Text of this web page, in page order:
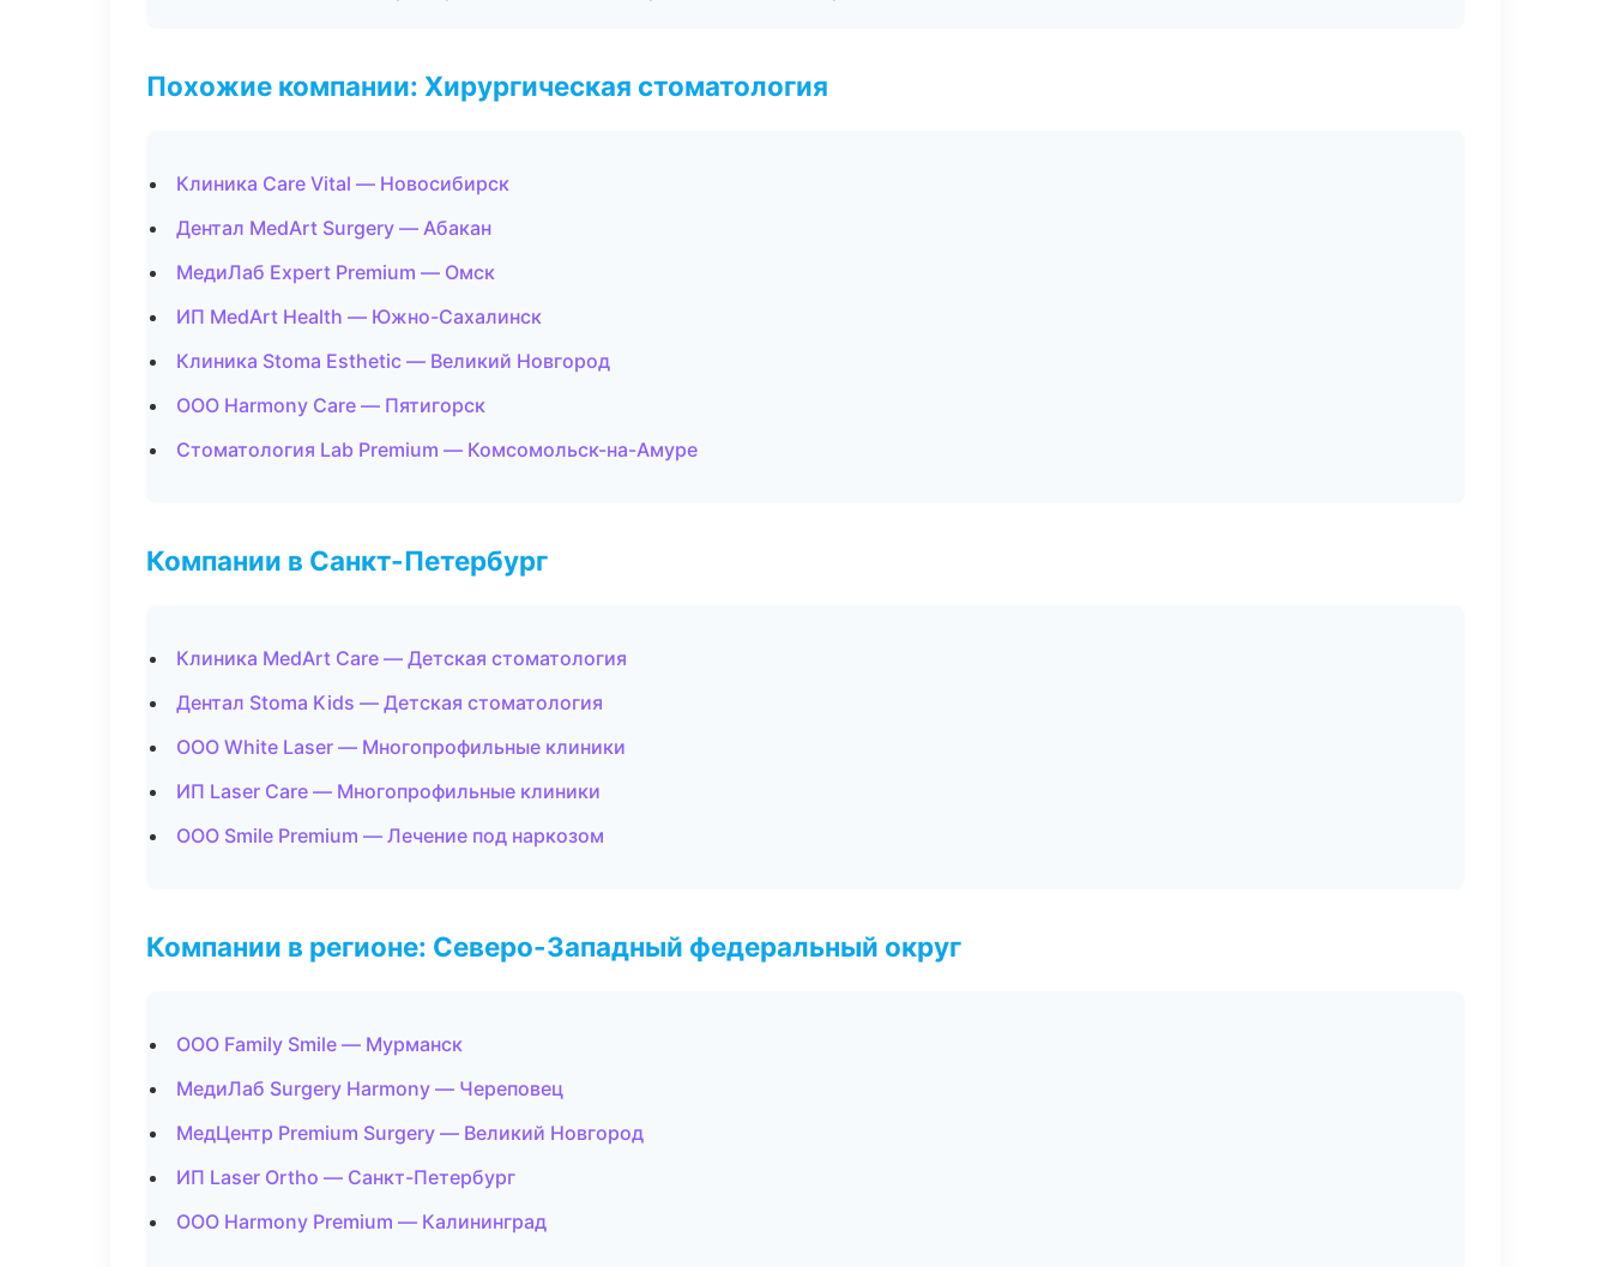
Похожие компании: Хирургическая стоматология
Клиника Care Vital — Новосибирск
Дентал MedArt Surgery — Абакан
МедиЛаб Expert Premium — Омск
ИП MedArt Health — Южно-Сахалинск
Клиника Stoma Esthetic — Великий Новгород
ООО Harmony Care — Пятигорск
Стоматология Lab Premium — Комсомольск-на-Амуре
Компании в Санкт-Петербург
Клиника MedArt Care — Детская стоматология
Дентал Stoma Kids — Детская стоматология
ООО White Laser — Многопрофильные клиники
ИП Laser Care — Многопрофильные клиники
ООО Smile Premium — Лечение под наркозом
Компании в регионе: Северо-Западный федеральный округ
ООО Family Smile — Мурманск
МедиЛаб Surgery Harmony — Череповец
МедЦентр Premium Surgery — Великий Новгород
ИП Laser Ortho — Санкт-Петербург
ООО Harmony Premium — Калининград